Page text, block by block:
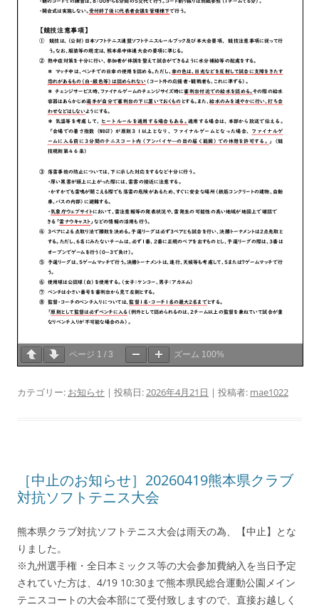
ページ 1 / 3 ズーム 100%
カテゴリー: お知らせ | 投稿日:2026年4月21日 | 投稿者: mae1022
［中止のお知らせ］20260419熊本県クラブ
対抗ソフトテニス大会
熊本県クラブ対抗ソフトテニス大会は雨天の為、【中止】とな
りました。
※九州選手権・全日本ミックス等の大会参加費納入を当日予定
されていた方は、4/19 10:30まで熊本県民総合運動公園メイン
テニスコートの大会本部にて受付致しますので、直接お越しく